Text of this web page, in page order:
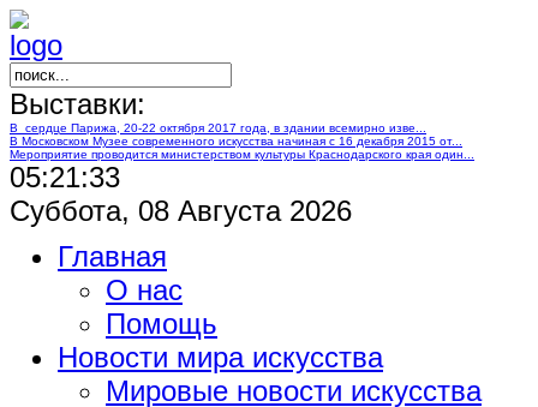
Выставки:
В сердце Парижа, 20-22 октября 2017 года, в здании всемирно изве...
В Московском Музее современного искусства начиная с 16 декабря 2015 от...
Мероприятие проводится министерством культуры Краснодарского края один...
05:21:33
Суббота, 08 Августа 2026
Главная
О нас
Помощь
Новости мира искусства
Мировые новости искусства